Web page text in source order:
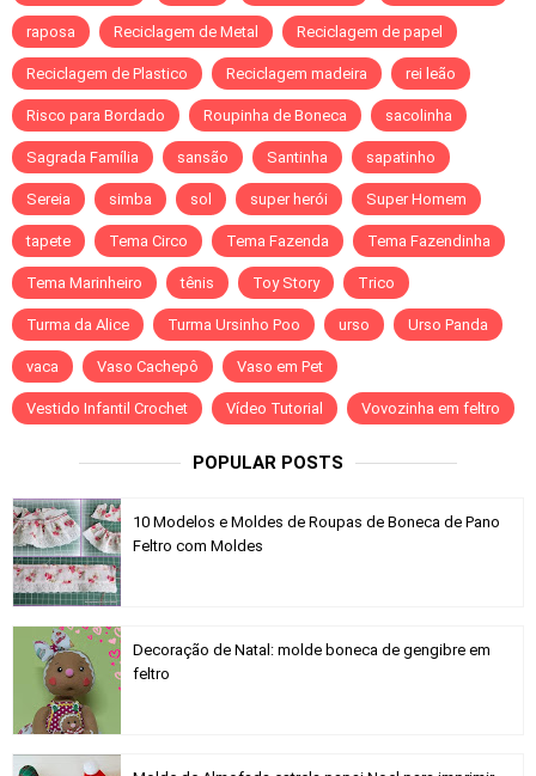
raposa Reciclagem de Metal Reciclagem de papel
Reciclagem de Plastico Reciclagem madeira rei leão
Risco para Bordado Roupinha de Boneca sacolinha
Sagrada Família sansão Santinha sapatinho
Sereia simba sol super herói Super Homem
tapete Tema Circo Tema Fazenda Tema Fazendinha
Tema Marinheiro tênis Toy Story Trico
Turma da Alice Turma Ursinho Poo urso Urso Panda
vaca Vaso Cachepô Vaso em Pet
Vestido Infantil Crochet Vídeo Tutorial Vovozinha em feltro
POPULAR POSTS
10 Modelos e Moldes de Roupas de Boneca de Pano
Feltro com Moldes
Decoração de Natal: molde boneca de gengibre em
feltro